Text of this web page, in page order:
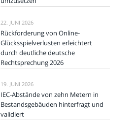
22. JUNI 2026
Rückforderung von Online-
Glücksspielverlusten erleichtert
durch deutliche deutsche
Rechtsprechung 2026
19. JUNI 2026
IEC-Abstände von zehn Metern in
Bestandsgebäuden hinterfragt und
validiert